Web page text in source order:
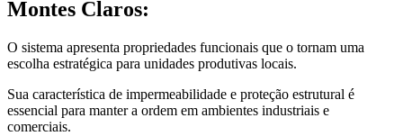
Montes Claros:
O sistema apresenta propriedades funcionais que o tornam uma
escolha estratégica para unidades produtivas locais.
Sua característica de impermeabilidade e proteção estrutural é
essencial para manter a ordem em ambientes industriais e
comerciais.